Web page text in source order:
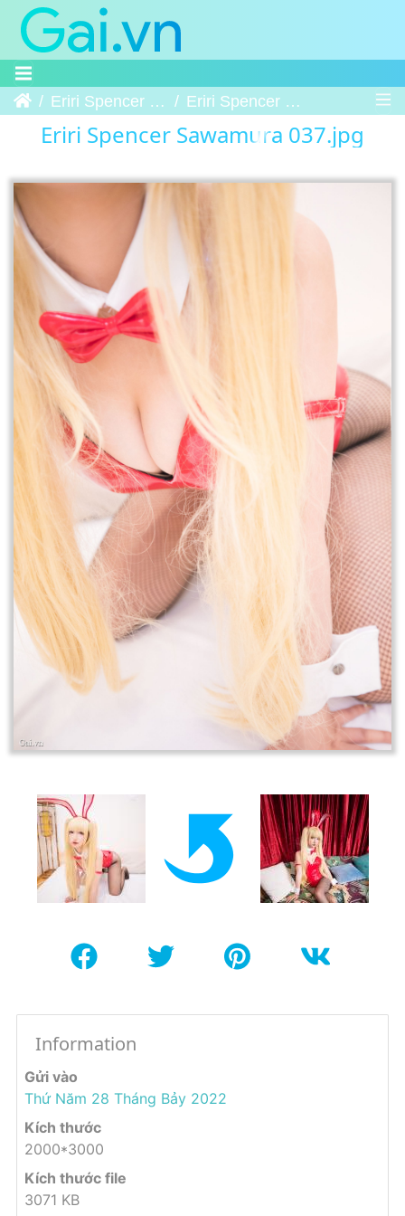
Trang chủEriri Spencer Sawamura Eriri Spencer Sawamura 037
Eriri Spencer Sawamura 037.jpg
Information
Gửi vào
Thứ Năm 28 Tháng Bảy 2022
Kích thước
2000*3000
Kích thước file
3071 KB